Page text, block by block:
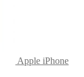
Apple iPhone